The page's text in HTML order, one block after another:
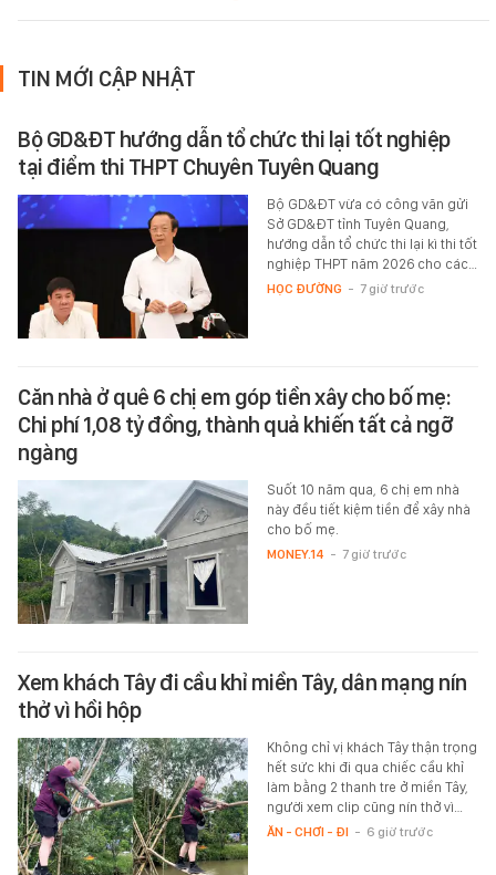
TIN MỚI CẬP NHẬT
Bộ GD&ĐT hướng dẫn tổ chức thi lại tốt nghiệp
tại điểm thi THPT Chuyên Tuyên Quang
Bộ GD&ĐT vừa có công văn gửi
Sở GD&ĐT tỉnh Tuyên Quang,
hướng dẫn tổ chức thi lại kì thi tốt
nghiệp THPT năm 2026 cho các…
HỌC ĐƯỜNG - 7 giờ trước
Căn nhà ở quê 6 chị em góp tiền xây cho bố mẹ:
Chi phí 1,08 tỷ đồng, thành quả khiến tất cả ngỡ
ngàng
Suốt 10 năm qua, 6 chị em nhà
này đều tiết kiệm tiền để xây nhà
cho bố mẹ.
MONEY.14 - 7 giờ trước
Xem khách Tây đi cầu khỉ miền Tây, dân mạng nín
thở vì hồi hộp
Không chỉ vị khách Tây thận trọng
hết sức khi đi qua chiếc cầu khỉ
làm bằng 2 thanh tre ở miền Tây,
người xem clip cũng nín thở vì…
ĂN - CHƠI - ĐI - 6 giờ trước